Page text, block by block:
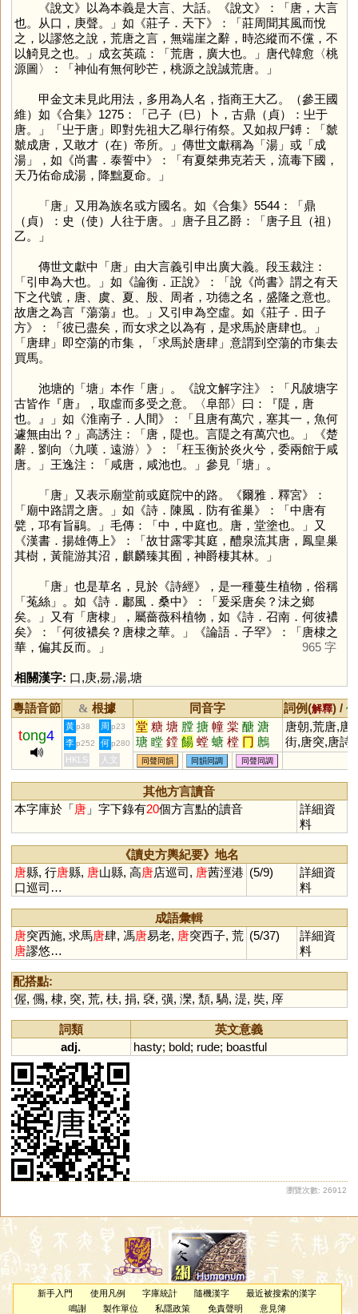
《說文》以為本義是大言、大話。《說文》：「唐，大言
也。从口，庚聲。」如《莊子．天下》：「莊周聞其風而悅
之，以謬悠之說，荒唐之言，無端崖之辭，時恣縱而不儻，不
以觭見之也。」成玄英疏：「荒唐，廣大也。」唐代韓愈〈桃
源圖〉：「神仙有無何眇芒，桃源之說誠荒唐。」
甲金文未見此用法，多用為人名，指商王大乙。（參王國
維）如《合集》1275：「己子（巳）卜，古鼎（貞）：㞢于
唐。」「㞢于唐」即對先祖大乙舉行侑祭。又如叔尸鎛：「虩
虩成唐，又敢才（在）帝所。」傳世文獻稱為「湯」或「成
湯」，如《尚書．泰誓中》：「有夏桀弗克若天，流毒下國，
天乃佑命成湯，降黜夏命。」
「唐」又用為族名或方國名。如《合集》5544：「鼎
（貞）：史（使）人往于唐。」唐子且乙爵：「唐子且（祖）
乙。」
傳世文獻中「唐」由大言義引申出廣大義。段玉裁注：
「引申為大也。」如《論衡．正說》：「說《尚書》謂之有天
下之代號，唐、虞、夏、殷、周者，功德之名，盛隆之意也。
故唐之為言『蕩蕩』也。」又引申為空虛。如《莊子．田子
方》：「彼已盡矣，而女求之以為有，是求馬於唐肆也。」
「唐肆」即空蕩的市集，「求馬於唐肆」意謂到空蕩的市集去
買馬。
池塘的「塘」本作「唐」。《說文解字注》：「凡陂塘字
古皆作『唐』，取虛而多受之意。〈阜部〉曰：『隄，唐
也。』」如《淮南子．人間》：「且唐有萬穴，塞其一，魚何
遽無由出？」高誘注：「唐，隄也。言隄之有萬穴也。」《楚
辭．劉向〈九嘆．遠游〉》：「枉玉衡於炎火兮，委兩館于咸
唐。」王逸注：「咸唐，咸池也。」參見「塘」。
「唐」又表示廟堂前或庭院中的路。《爾雅．釋宮》：
「廟中路謂之唐。」如《詩．陳風．防有雀巢》：「中唐有
甓，邛有旨鷊。」毛傳：「中，中庭也。唐，堂塗也。」又
《漢書．揚雄傳上》：「故甘露零其庭，醴泉流其唐，鳳皇巢
其樹，黃龍游其沼，麒麟臻其囿，神爵棲其林。」
「唐」也是草名，見於《詩經》，是一種蔓生植物，俗稱
「菟絲」。如《詩．鄘風．桑中》：「爰采唐矣？沬之鄉
矣。」又有「唐棣」，屬薔薇科植物，如《詩．召南．何彼襛
矣》：「何彼襛矣？唐棣之華。」《論語．子罕》：「唐棣之
華，偏其反而。」
965 字
相關漢字: 口,庚,昜,湯,塘
粵語音節 & 根據 同音字 詞例(解釋) /
tong4
黃 p38 周 p23 堂 糖 塘 膛 搪 幢 棠 醣 溏
瑭 瞠 鏜 餳 螳 螗 樘 冂 鶶
鎕 踼 磄 蓎 橖 榶 嵣 漟 逿
煻 闛 赯
唐朝,荒唐,唐
街,唐突,唐詩,
唐捐,求馬唐
(典出《莊子》)
李 p252 何 p280
HKLS 人文 同聲同韻 同韻同調 同聲同調
其他方言讀音
本字庫於「唐」字下錄有20個方言點的讀音
詳細資
料
《讀史方輿紀要》地名
唐縣, 行唐縣, 唐山縣, 高唐店巡司, 唐茜涇港
口巡司…
(5/9)
詳細資
料
成語彙輯
唐突西施, 求馬唐肆, 馮唐易老, 唐突西子, 荒
唐謬悠…
(5/37)
詳細資
料
配搭點:
偓, 儩, 棣, 突, 荒, 枎, 捐, 褎, 彉, 灤, 頹, 騧, 湜, 奘, 厗
詞類
英文意義
adj.
hasty; bold; rude; boastful
瀏覽次數: 26912
新手入門 使用凡例 字庫統計 隨機漢字
最近被搜索的漢字
鳴謝
製作單位 私隱政策 免責聲明 意見簿